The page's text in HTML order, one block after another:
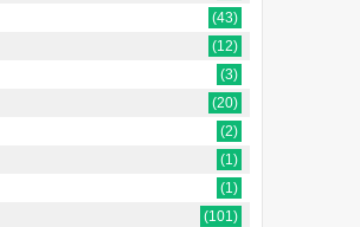
(43)
(12)
(3)
(20)
(2)
(1)
(1)
(101)